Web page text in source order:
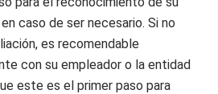
caso de ser necesario. Si no
es recomendable
con su empleador o la entidad
este es el primer paso para